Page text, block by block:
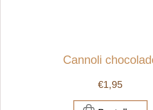
Cannoli
€1,95